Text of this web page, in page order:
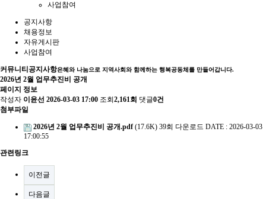
사업참여
공지사항
채용정보
자유게시판
사업참여
커뮤니티 공지사항은혜와 나눔으로 지역사회와 함께하는 행복공동체를 만들어갑니다.
2026년 2월 업무추진비 공개
페이지 정보
작성자 이윤선 2026-03-03 17:00 조회 2,161회 댓글0건
첨부파일
2026년 2월 업무추진비 공개.pdf(17.6K) 39회 다운로드 DATE : 2026-03-03
17:00:55
관련링크
이전글
다음글